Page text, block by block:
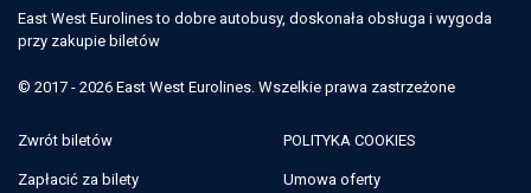
East West Eurolines to dobre autobusy, doskonała obsługa i wygoda
przy zakupie biletów
© 2017 - 2026 East West Eurolines. Wszelkie prawa zastrzeżone
Zwrót biletów
Zapłacić za bilety
POLITYKA COOKIES
Umowa oferty